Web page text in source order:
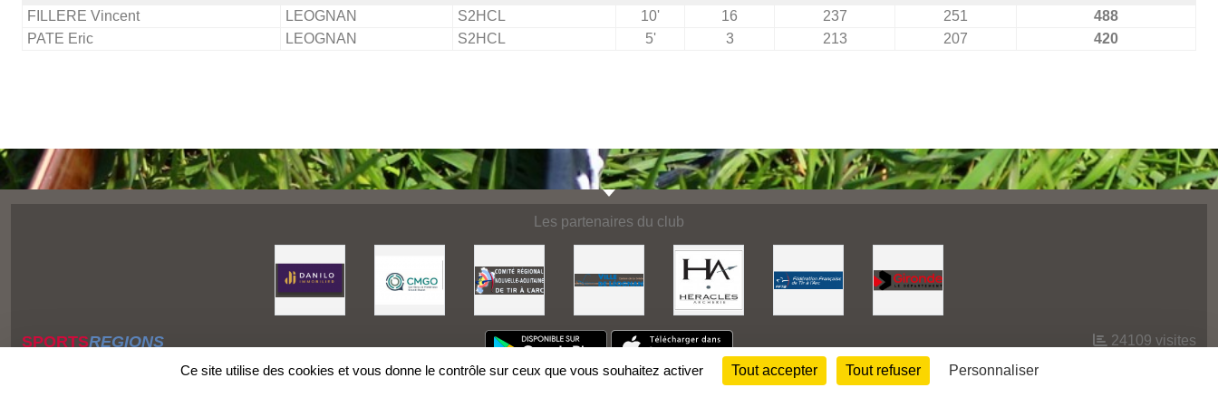
FILLERE Vincent
LEOGNAN S2HCL 10' 16 237 251
488
PATE Eric
LEOGNAN S2HCL 5' 3 213 207 420
Les partenaires du club
SPORTSREGIONS 24109 visites
Ce site utilise des cookies et vous donne le contrôle sur ceux que vous souhaitez activer Tout accepter Tout refuser Personnaliser